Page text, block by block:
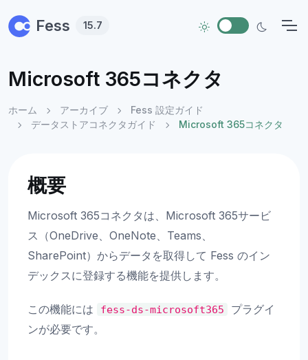
Fess 15.7
Microsoft 365コネクタ
ホーム アーカイブ
Fess 設定ガイド
データストアコネクタガイド
Microsoft 365コネクタ
概要
Microsoft 365コネクタは、Microsoft 365サービ
ス（OneDrive、OneNote、Teams、
SharePoint）からデータを取得して Fess のイン
デックスに登録する機能を提供します。
この機能には fess-ds-microsoft365
プラグイ
ンが必要です。